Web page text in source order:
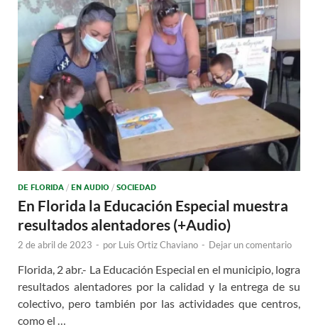
DE FLORIDA / EN AUDIO / SOCIEDAD
En Florida la Educación Especial muestra
resultados alentadores (+Audio)
2 de abril de 2023 - por Luis Ortiz Chaviano - Dejar un comentario
Florida, 2 abr.- La Educación Especial en el municipio, logra
resultados alentadores por la calidad y la entrega de su
colectivo, pero también por las actividades que centros,
como el …